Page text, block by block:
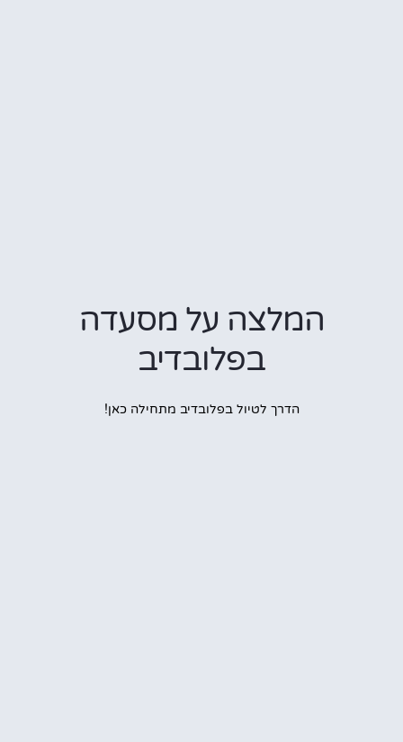
המלצה על מסעדה
בפלובדיב
הדרך לטיול בפלובדיב מתחילה כאן!